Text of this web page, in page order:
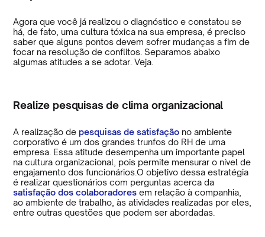
Agora que você já realizou o diagnóstico e constatou se
há, de fato, uma cultura tóxica na sua empresa, é preciso
saber que alguns pontos devem sofrer mudanças a fim de
focar na resolução de conflitos. Separamos abaixo
algumas atitudes a se adotar. Veja.
Realize pesquisas de clima organizacional
A realização de pesquisas de satisfação no ambiente
corporativo é um dos grandes trunfos do RH de uma
empresa. Essa atitude desempenha um importante papel
na cultura organizacional, pois permite mensurar o nível de
engajamento dos funcionários.O objetivo dessa estratégia
é realizar questionários com perguntas acerca da
satisfação dos colaboradores em relação à companhia,
ao ambiente de trabalho, às atividades realizadas por eles,
entre outras questões que podem ser abordadas.